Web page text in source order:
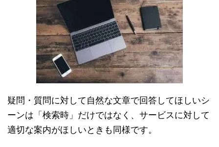
疑問・質問に対して自然な文章で回答してほしいシ
ーンは「検索時」だけではなく、サービスに対して
適切な案内がほしいときも同様です。